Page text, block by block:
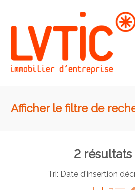
Afficher le filtre de
2 résultats
Tri: Date d'insertion